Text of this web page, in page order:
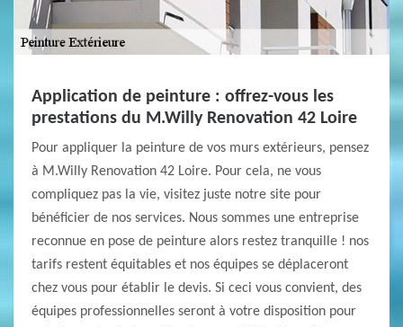
Application de peinture : offrez-vous les
prestations du M.Willy Renovation 42 Loire
Pour appliquer la peinture de vos murs extérieurs, pensez
à M.Willy Renovation 42 Loire. Pour cela, ne vous
compliquez pas la vie, visitez juste notre site pour
bénéficier de nos services. Nous sommes une entreprise
reconnue en pose de peinture alors restez tranquille ! nos
tarifs restent équitables et nos équipes se déplaceront
chez vous pour établir le devis. Si ceci vous convient, des
équipes professionnelles seront à votre disposition pour